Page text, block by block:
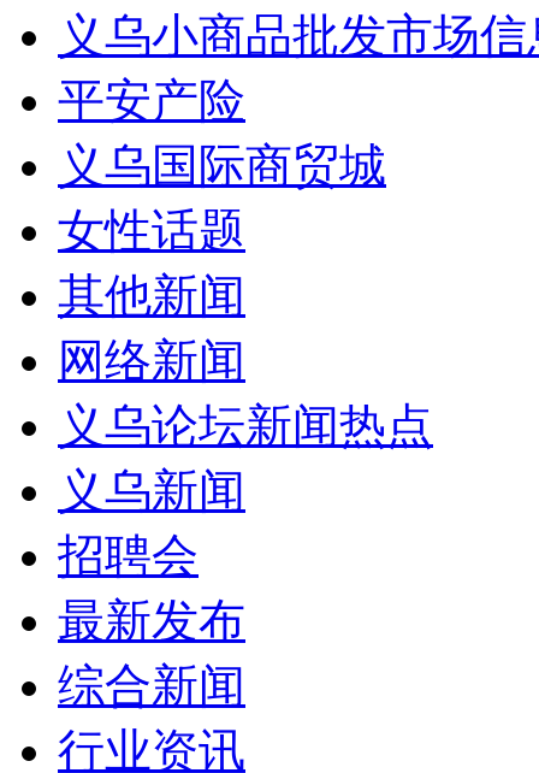
义乌小商品批发市场
平安产险
义乌国际商贸城
女性话题
其他新闻
网络新闻
义乌论坛新闻热点
义乌新闻
招聘会
最新发布
综合新闻
行业资讯